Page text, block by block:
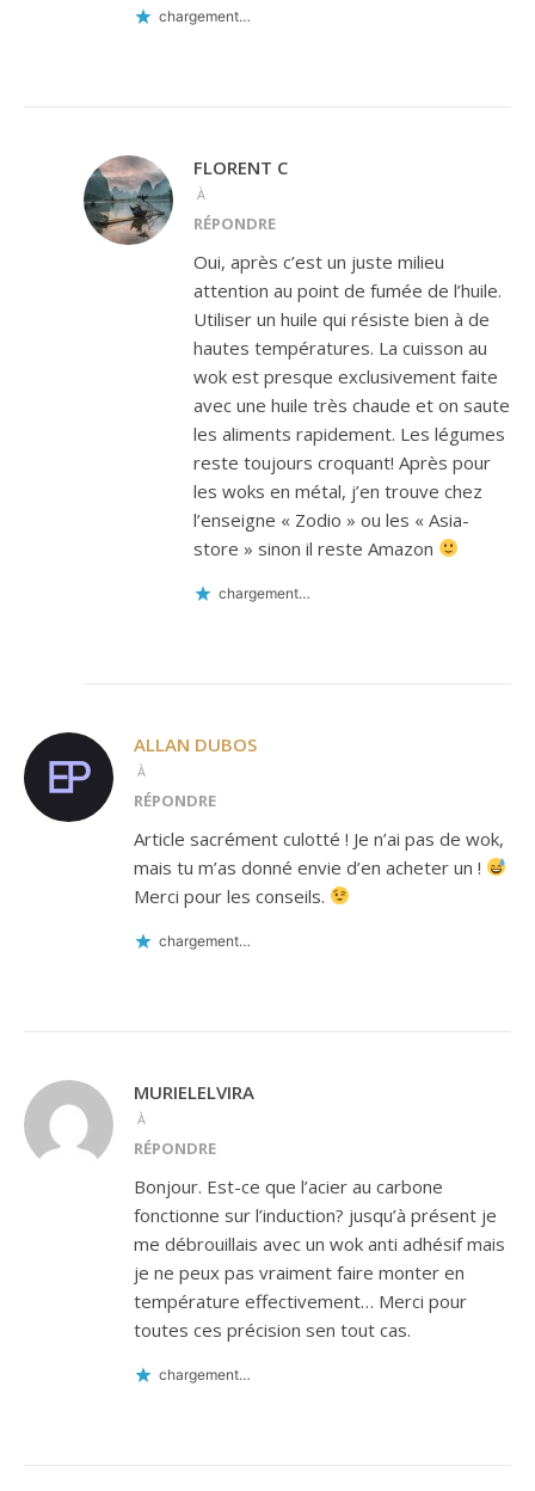
chargement…
FLORENT C
À
RÉPONDRE
Oui, après c’est un juste milieu
attention au point de fumée de l’huile.
Utiliser un huile qui résiste bien à de
hautes températures. La cuisson au
wok est presque exclusivement faite
avec une huile très chaude et on saute
les aliments rapidement. Les légumes
reste toujours croquant! Après pour
les woks en métal, j’en trouve chez
l’enseigne « Zodio » ou les « Asia-
store » sinon il reste Amazon
chargement…
ALLAN DUBOS
À
RÉPONDRE
Article sacrément culotté ! Je n’ai pas de wok,
mais tu m’as donné envie d’en acheter un !
Merci pour les conseils.
chargement…
MURIELELVIRA
À
RÉPONDRE
Bonjour. Est-ce que l’acier au carbone
fonctionne sur l’induction? jusqu’à présent je
me débrouillais avec un wok anti adhésif mais
je ne peux pas vraiment faire monter en
température effectivement… Merci pour
toutes ces précision sen tout cas.
chargement…